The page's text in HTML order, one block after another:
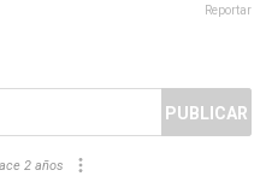
Reportar
PUBLICAR
2 años